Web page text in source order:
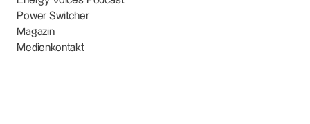
Power Switcher
Magazin
Medienkontakt